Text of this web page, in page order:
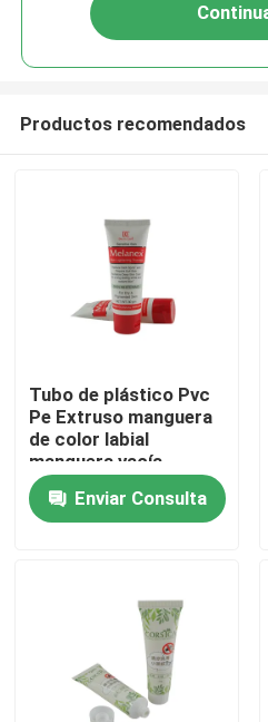
Sobre nosotros
Contactos
Productos recomendados
Tubo de plástico Pvc
Pe Extruso manguera
de color labial
manguera vacía
embalaje de manguera
Cosméticos
personalizados loción
Enviar Consulta